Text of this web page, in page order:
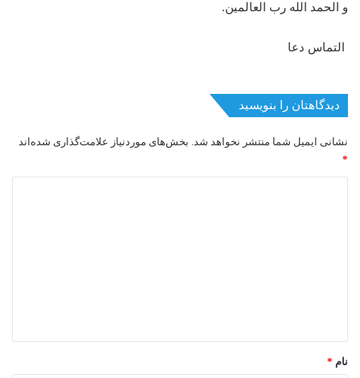
و الحمد الله رب العالمین.
التماس دعا
دیدگاهتان را بنویسید
نشانی ایمیل شما منتشر نخواهد شد. بخش‌های موردنیاز علامت‌گذاری شده‌اند
*
نام *